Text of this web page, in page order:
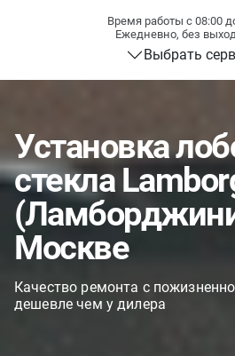
Время работы с 08:00
Ежедневно, без
Выбрать
Установка
стекла
Москве
Качество ремонта с
дешевле чем у дилера